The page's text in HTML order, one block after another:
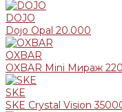
DOJO
Dojo Opal 20.000
OXBAR
OXBAR Mini Мираж
SKE
SKE Crystal Vision